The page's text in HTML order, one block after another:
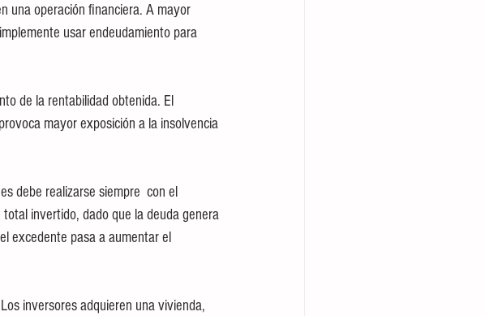
una operación financiera. A mayor
usar endeudamiento para
de la rentabilidad obtenida. El
mayor exposición a la insolvencia
debe realizarse siempre  con el
invertido, dado que la deuda genera
excedente pasa a aumentar el
inversores adquieren una vivienda,